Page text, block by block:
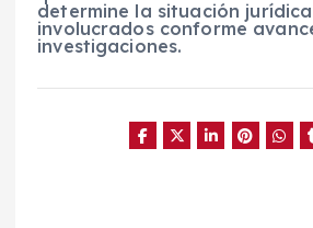
determine la situación
involucrados conforme
investigaciones.